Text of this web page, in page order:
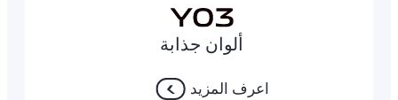
ألوان جذابة
اعرف المزيد